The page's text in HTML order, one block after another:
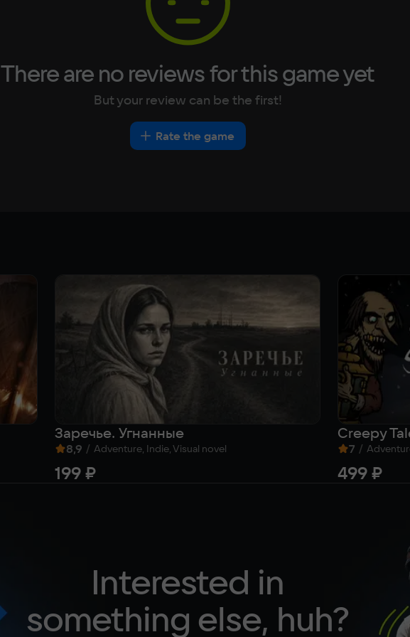
There are no reviews for this game yet
But your review can be the first!
Rate the game
Заречье. Угнанные
8,9 / Adventure, Indie, Visual novel
199 ₽
Creepy
7 /
499 ₽
Interested in
something else, huh?